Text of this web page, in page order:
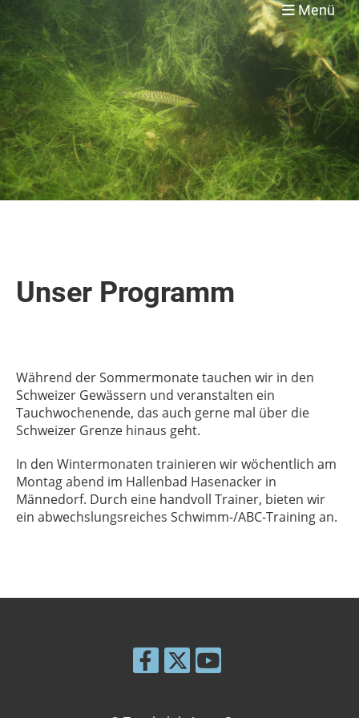
Menü
Unser Programm
Während der Sommermonate tauchen wir in den
Schweizer Gewässern und veranstalten ein
Tauchwochenende, das auch gerne mal über die
Schweizer Grenze hinaus geht.
In den Wintermonaten trainieren wir wöchentlich am
Montag abend im Hallenbad Hasenacker in
Männedorf. Durch eine handvoll Trainer, bieten wir
ein abwechslungsreiches Schwimm-/ABC-Training an.